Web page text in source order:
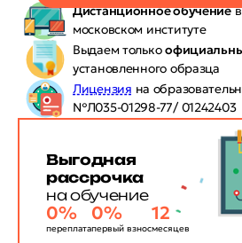
Дистанционное обучениев
московском институте
Выдаем только
установленного образца
Лицензия на
№Л035-01298-77/ 01242403
Выгодная
рассрочка
на обучение
0%
переплата
0%
первый взнос
12
месяцев